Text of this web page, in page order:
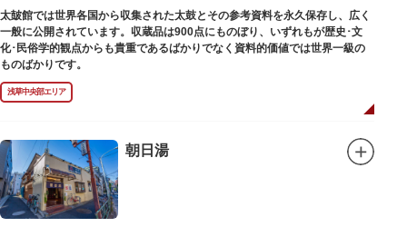
太皷館では世界各国から収集された太鼓とその参考資料を永久保存し、広く
一般に公開されています。収蔵品は900点にものぼり、いずれもが歴史･文
化･民俗学的観点からも貴重であるばかりでなく資料的価値では世界一級の
ものばかりです。
浅草中央部エリア
朝日湯